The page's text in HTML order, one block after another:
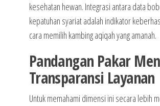
kesehatan hewan. Integrasi antara data
kepatuhan syariat adalah indikator
cara memilih kambing aqiqah yang amanah.
Pandangan Pakar
Transparansi Layanan
Untuk memahami dimensi ini secara lebih